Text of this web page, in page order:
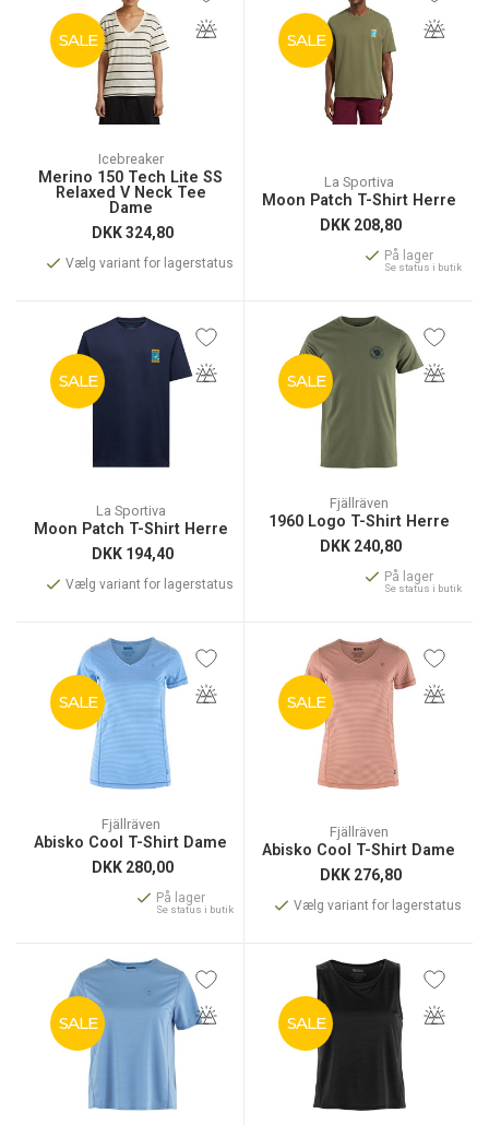
SALE
Icebreaker
Merino 150 Tech Lite SS
Relaxed V Neck Tee
Dame
DKK324,80
Vælg variant for lagerstatus
SALE
La Sportiva
Moon Patch T-Shirt Herre
DKK 208,80
På lager
Se status i butik
SALE
La Sportiva
Moon Patch T-Shirt Herre
DKK 194,40
Vælg variant for lagerstatus
SALE
Fjällräven
1960 Logo T-Shirt Herre
DKK 240,80
På lager
Se status i butik
SALE
Fjällräven
Abisko Cool T-Shirt Dame
DKK 280,00
På lager
Se status i butik
SALE
Fjällräven
Abisko Cool T-Shirt Dame
DKK 276,80
Vælg variant for lagerstatus
SALE SALE